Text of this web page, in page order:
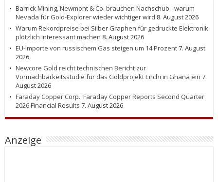
Barrick Mining, Newmont & Co. brauchen Nachschub - warum
Nevada für Gold-Explorer wieder wichtiger wird 8. August 2026
Warum Rekordpreise bei Silber Graphen für gedruckte Elektronik
plötzlich interessant machen 8. August 2026
EU-Importe von russischem Gas steigen um 14 Prozent7. August
2026
Newcore Gold reicht technischen Bericht zur
Vormachbarkeitsstudie für das Goldprojekt Enchi in Ghana ein 7.
August 2026
Faraday Copper Corp.: Faraday Copper Reports Second Quarter
2026 Financial Results 7. August 2026
Anzeige